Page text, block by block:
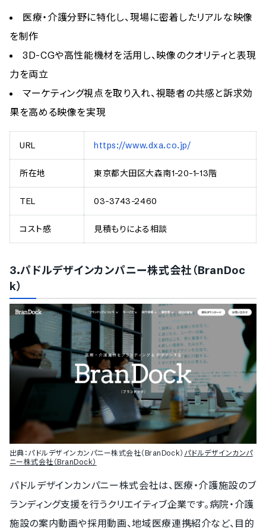
医療・介護分野に特化し、現場に密着したリアルな映像
を制作
3D-CGや高性能機材を活用し、映像のクオリティと表現
力を両立
マーケティング視点を取り入れ、視聴者の共感と訴求効
果を高める映像を実現
URL https://www.dxa.co.jp/
所在地 東京都大田区大森南1-20-1-13階
TEL 03-3743-2460
コスト感 見積もりによる相談
3.パドルデザインカンパニー株式会社（BranDoc
k）
出典： パドルデザインカンパニー株式会社（BranDock） パドルデザインカンパ
ニー株式会社（BranDock）
パドルデザインカンパニー株式会社は、医療・介護施設のブ
ランディング支援を行うクリエイティブ企業です。病院・介護
施設の案内動画や採用動画、地域医療連携紹介など、目的